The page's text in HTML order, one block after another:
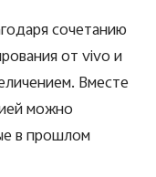
сочетанию
от vivo и
Вместе
можно
в прошлом